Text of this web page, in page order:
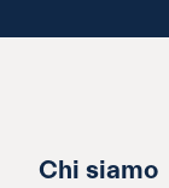
Chi siamo